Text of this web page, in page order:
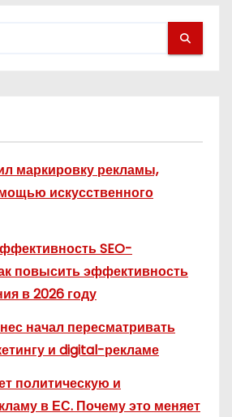
маркировку рекламы,
искусственного
SEO-
повысить эффективность
в 2026 году
начал пересматривать
и digital-рекламе
политическую и
в ЕС. Почему это меняет